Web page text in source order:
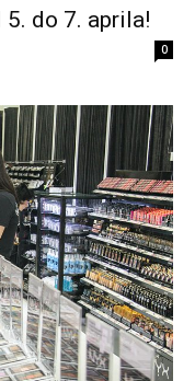
do 7. aprila!
0